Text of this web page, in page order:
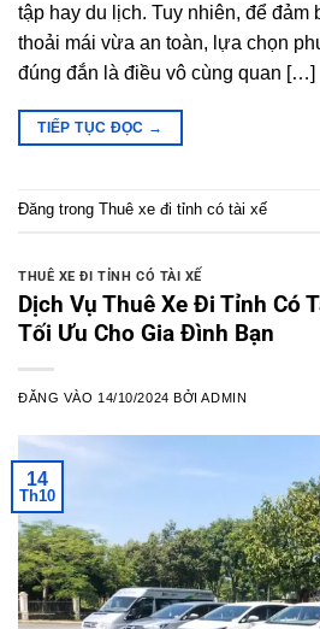
tập hay du lịch. Tuy nhiên, để đảm
thoải mái vừa an toàn, lựa chọn
đúng đắn là điều vô cùng quan […]
TIẾP TỤC ĐỌC →
Đăng trong Thuê xe đi tỉnh có tài xế
THUÊ XE ĐI TỈNH CÓ TÀI XẾ
Dịch Vụ Thuê Xe Đi Tỉnh Có
Tối Ưu Cho Gia Đình Bạn
ĐĂNG VÀO 14/10/2024 BỞIADMIN
14
Th10